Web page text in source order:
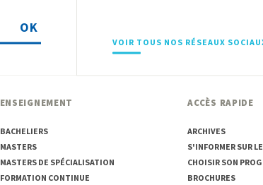
OK
VOIR TOUS NOS RÉSEAUX
ENSEIGNEMENT
BACHELIERS
MASTERS
MASTERS DE SPÉCIALISATION
FORMATION CONTINUE
ACCÈS RAPIDE
ARCHIVES
S'INFORMER SUR
CHOISIR SON
BROCHURES